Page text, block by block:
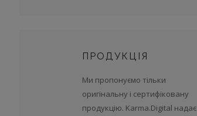
ПРОДУКЦІЯ
Ми пропонуємо тільки
оригінальну і сертифіковану
продукцію. Karma.Digital надає